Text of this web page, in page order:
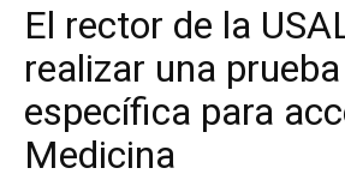
El rector de la
realizar una prueba
específica para
Medicina